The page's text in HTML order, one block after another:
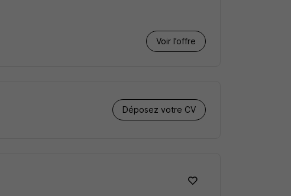
Voir l’offre
Déposez votre CV